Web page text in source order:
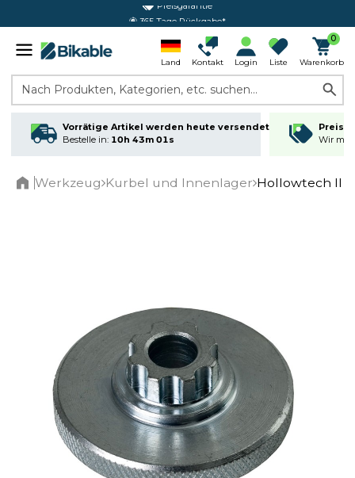
365 Tage Rückgabe*
Land Kontakt Login Liste
0
Warenkorb
Nach Produkten, Kategorien, etc. suchen...
Vorrätige Artikel werden heute versendet
Bestelle in: 10h 43m 01s
Wir
Werkzeug Kurbel und Innenlager Hollowtech II